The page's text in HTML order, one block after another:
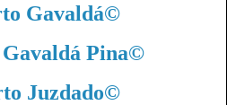
Gavaldá©
Pina©
Juzdado©